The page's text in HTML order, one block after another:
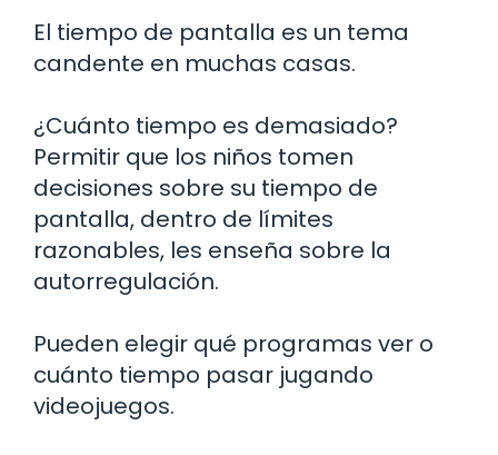
El tiempo de pantalla es un tema
candente en muchas casas.
¿Cuánto tiempo es demasiado?
Permitir que los niños tomen
decisiones sobre su tiempo de
pantalla, dentro de límites
razonables, les enseña sobre la
autorregulación.
Pueden elegir qué programas ver o
cuánto tiempo pasar jugando
videojuegos.